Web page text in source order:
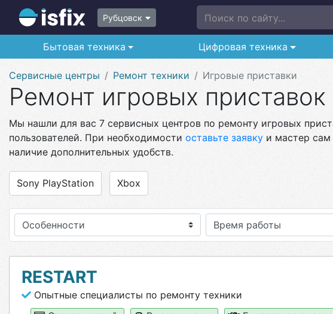
Рубцовск Поиск по сайту...
Бытовая техника Цифровая техника
Сервисные центры Ремонт техники Игровые приставки
Ремонт игровых приставок
Мы нашли для вас 7 сервисных центров по ремонту игровых
пользователей. При необходимости оставьте заявку и мастер сам
наличие дополнительных удобств.
Sony PlayStation Xbox
Особенности
RESTART
Опытные специалисты по ремонту техники